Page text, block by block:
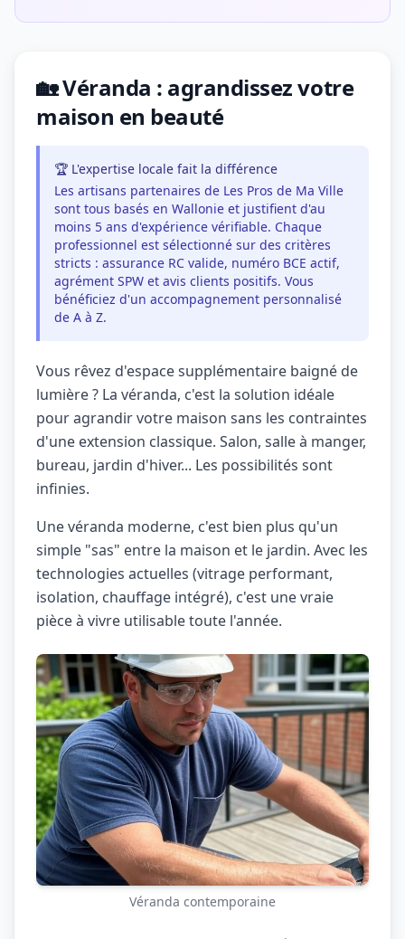
🏡 Véranda : agrandissez votre
maison en beauté
🏆 L'expertise locale fait la différence
Les artisans partenaires de Les Pros de Ma Ville
sont tous basés en Wallonie et justifient d'au
moins 5 ans d'expérience vérifiable. Chaque
professionnel est sélectionné sur des critères
stricts : assurance RC valide, numéro BCE actif,
agrément SPW et avis clients positifs. Vous
bénéficiez d'un accompagnement personnalisé
de A à Z.
Vous rêvez d'espace supplémentaire baigné de
lumière ? La véranda, c'est la solution idéale
pour agrandir votre maison sans les contraintes
d'une extension classique. Salon, salle à manger,
bureau, jardin d'hiver... Les possibilités sont
infinies.
Une véranda moderne, c'est bien plus qu'un
simple "sas" entre la maison et le jardin. Avec les
technologies actuelles (vitrage performant,
isolation, chauffage intégré), c'est une vraie
pièce à vivre utilisable toute l'année.
Véranda contemporaine